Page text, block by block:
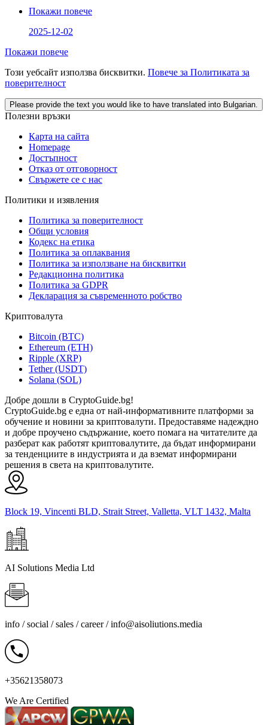
Покажи повече
2025-12-02
Покажи повече
Този уебсайт използва бисквитки. Повече за Политиката за
поверителност
Please provide the text you would like to have translated into Bulgarian.
Полезни връзки
Карта на сайта
Homepage
Достъпност
Отказ от отговорност
Свържете се с нас
Политики и изявления
Политика за поверителност
Общи условия
Кодекс на етика
Политика за оплаквания
Политика за използване на бисквитки
Редакционна политика
Политика за GDPR
Декларация за съвременното робство
Криптовалута
Bitcoin (BTC)
Ethereum (ETH)
Ripple (XRP)
Tether (USDT)
Solana (SOL)
Добре дошли в CryptoGuide.bg!
CryptoGuide.bg е една от най-информативните платформи за
обучение и новини за криптовалути. Предоставяме надеждно
и добре проучено съдържание, което помага на читателите да
разберат как работят криптовалутите, да бъдат информирани
за тенденциите в индустрията и да вземат информирани
решения в света на криптовалутите.
Block 19, Vincenti BLD, Strait Street, Valletta, VLT 1432, Malta
AI Solutions Media Ltd
info / social / sales / career /info@aisoliutions.media
+35621358073
We Are Certified